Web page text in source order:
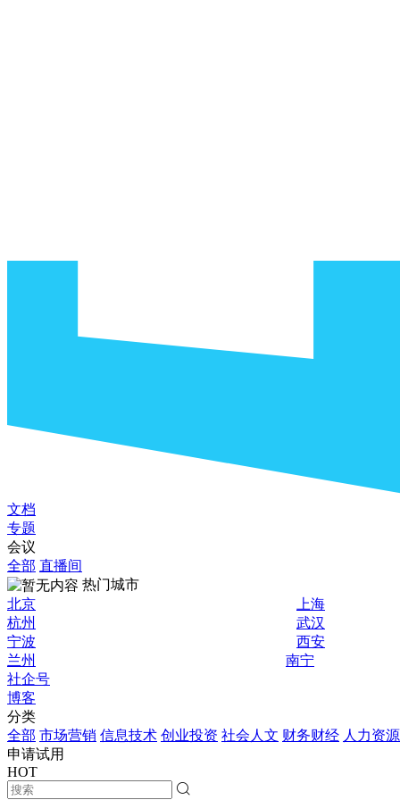
文档
专题
会议
全部 直播间
热门城市
北京
上海
杭州
武汉
宁波
西安
兰州
南宁
社企号
博客
分类
全部 市场营销 信息技术 创业投资 社会人文 财务财经 人力资源
申请试用
HOT